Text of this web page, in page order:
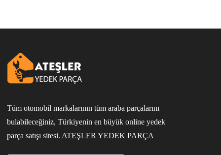
Tüm otomobil markalarının tüm araba parçalarını
bulabileceğiniz, Türkiyenin en büyük online yedek
parça satışı sitesi. ATEŞLER YEDEK PARÇA